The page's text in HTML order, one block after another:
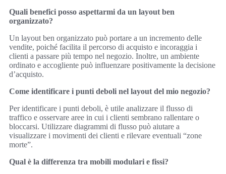
Quali benefici posso aspettarmi da un layout ben
organizzato?
Un layout ben organizzato può portare a un incremento delle
vendite, poiché facilita il percorso di acquisto e incoraggia i
clienti a passare più tempo nel negozio. Inoltre, un ambiente
ordinato e accogliente può influenzare positivamente la decisione
d’acquisto.
Come identificare i punti deboli nel layout del mio negozio?
Per identificare i punti deboli, è utile analizzare il flusso di
traffico e osservare aree in cui i clienti sembrano rallentare o
bloccarsi. Utilizzare diagrammi di flusso può aiutare a
visualizzare i movimenti dei clienti e rilevare eventuali “zone
morte”.
Qual è la differenza tra mobili modulari e fissi?